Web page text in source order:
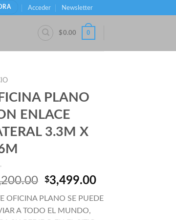
Acceder Newsletter
$0.00 0
PLANO
ENLACE
3.3M X
El
original
era:
$3,499.00El
actual
OFICINA PLANO SE PUEDE
A TODO EL MUNDO,